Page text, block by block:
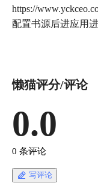
https://
配置书源后进应用
懒猫评分/评论
0.0
0 条评论
写评论